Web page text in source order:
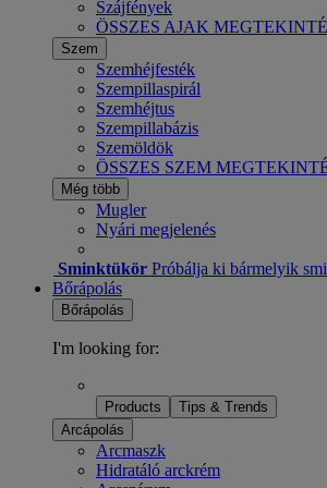
Szájfények
ÖSSZES AJAK
Szem
Szemhéjfesték
Szempillaspirál
Szemhéjtus
Szempillabázis
Szemöldök
ÖSSZES SZEM
Még több
Mugler
Nyári megjelenés
Sminktükör Próbálja ki bármelyik
Bőrápolás
Bőrápolás
I'm looking for:
Products
Tips & Trends
Arcápolás
Arcmaszk
Hidratáló arckrém